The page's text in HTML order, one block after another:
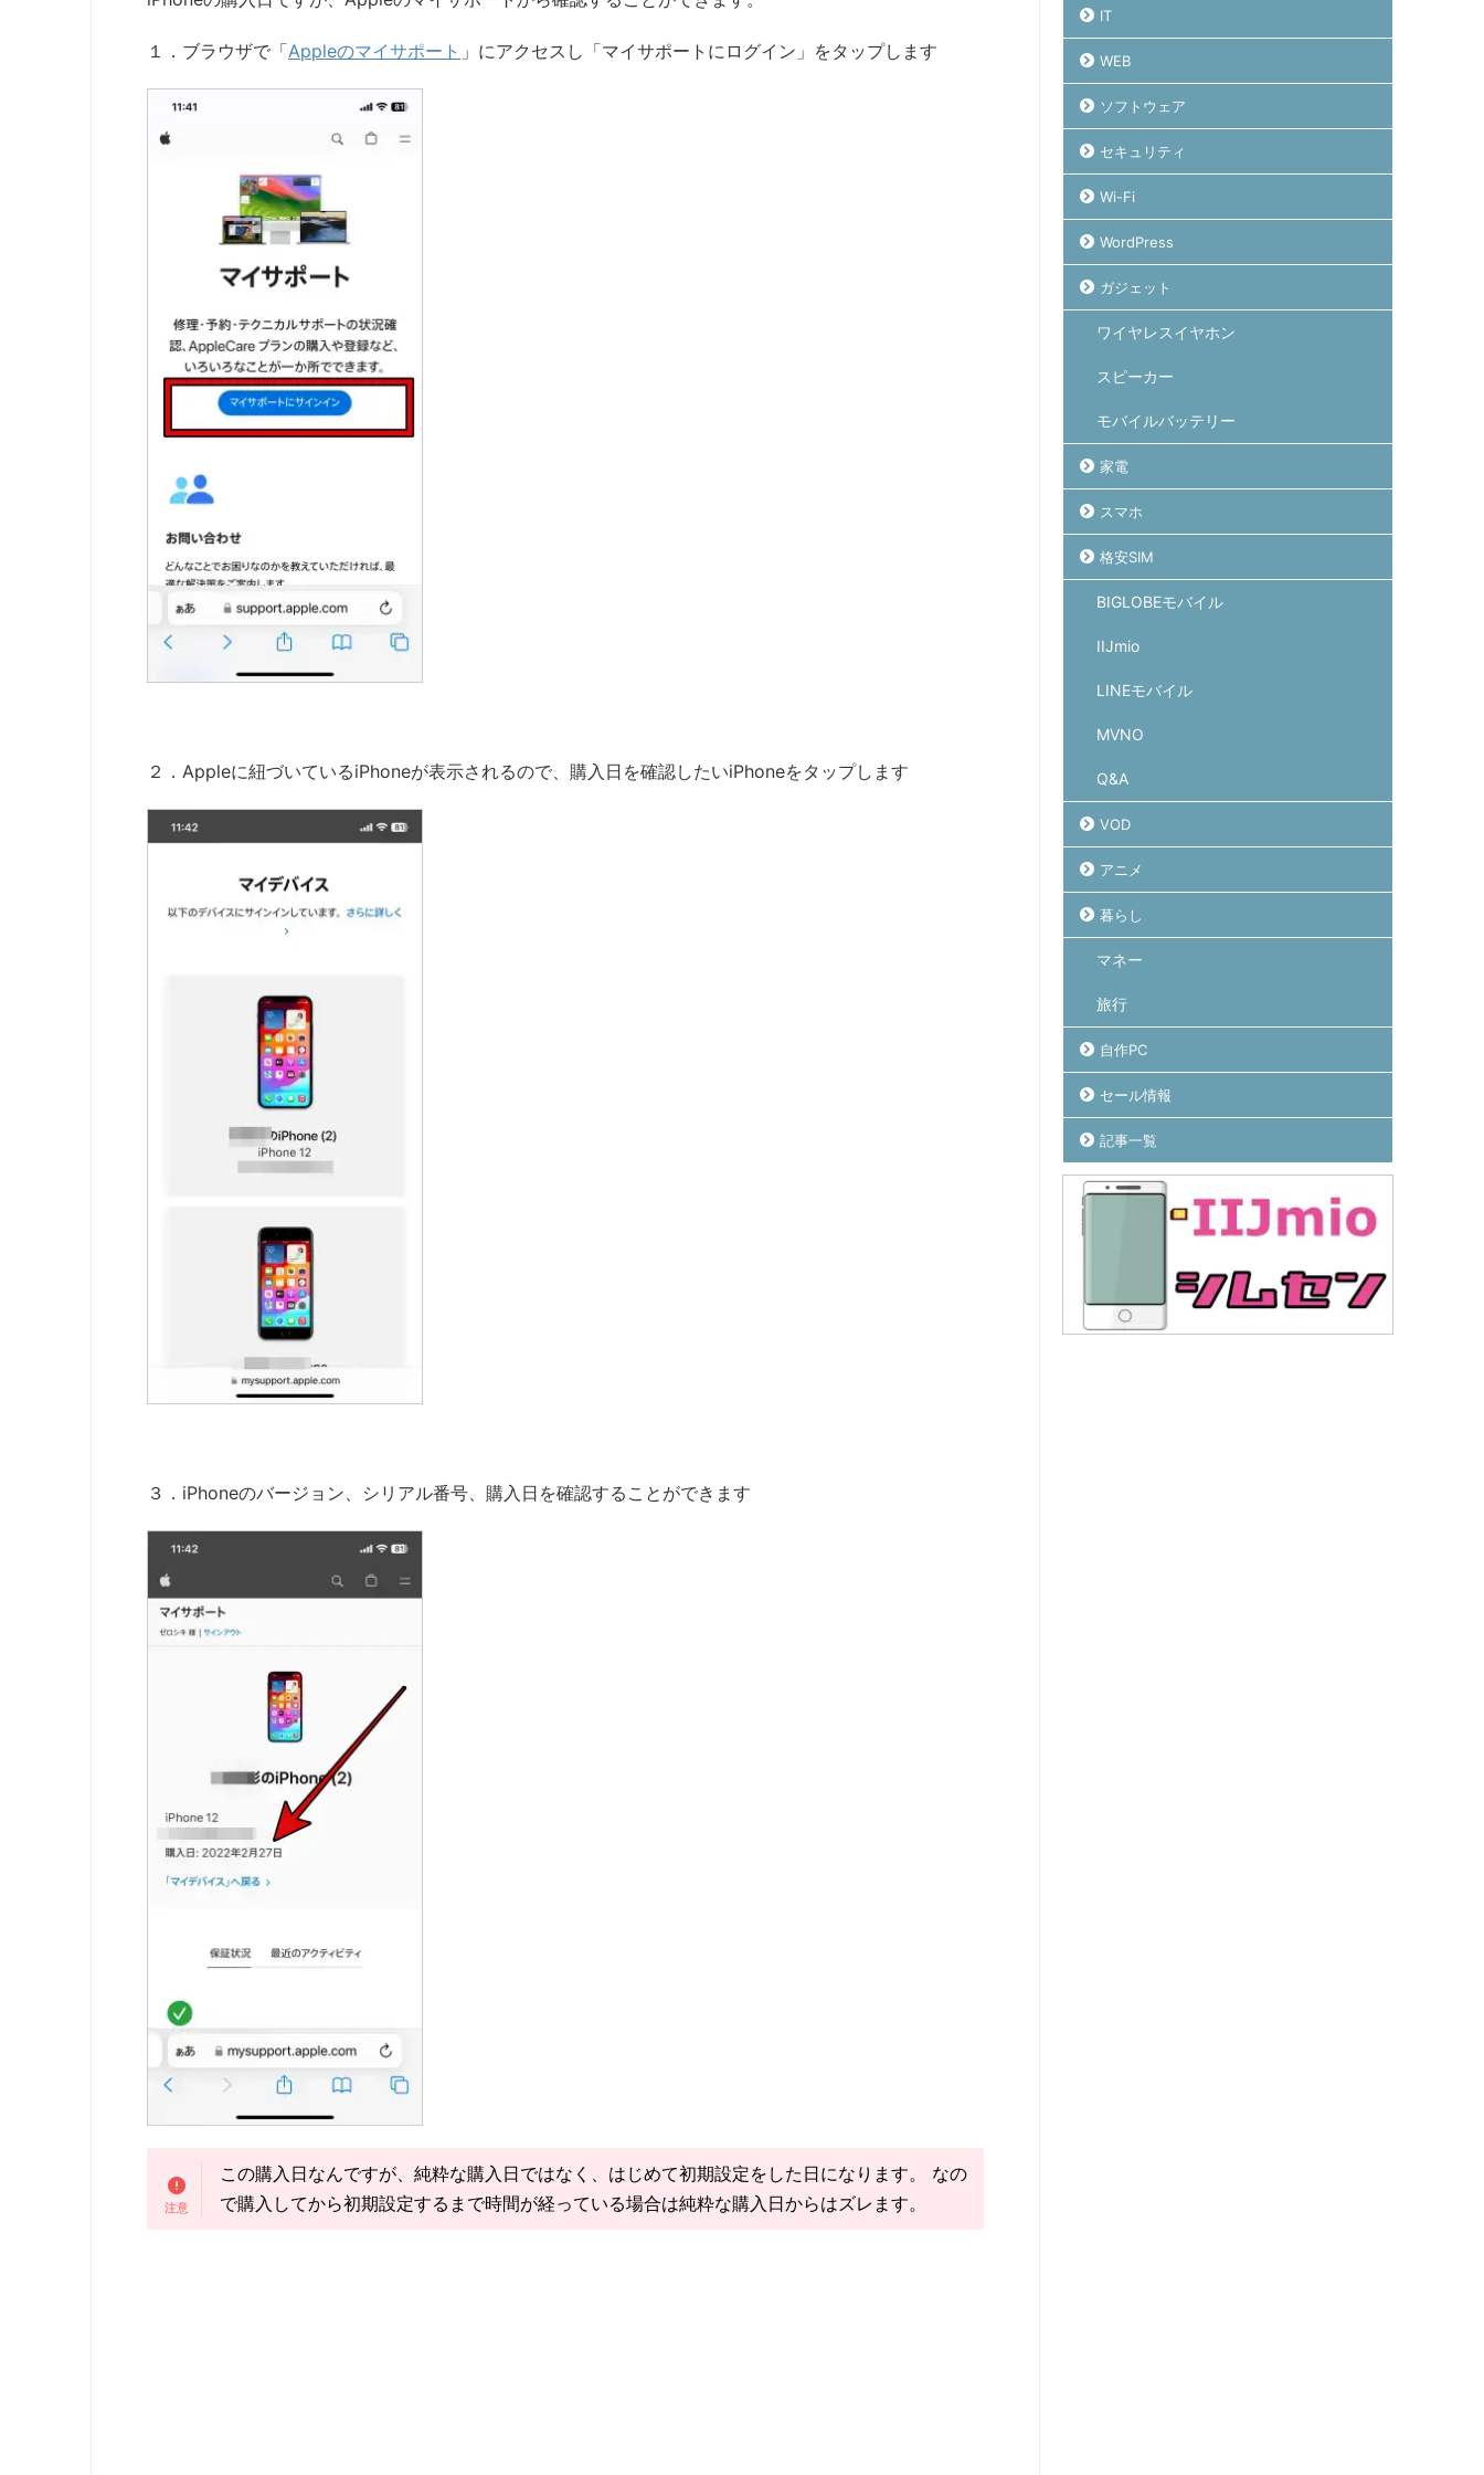
１．ブラウザで「Appleのマイサポート 」にアクセスし「マイサポートにログイン」をタップします
２．Appleに紐づいているiPhoneが表示されるので、購入日を確認したいiPhoneをタップします
３．iPhoneのバージョン、シリアル番号、購入日を確認することができます
この購入日なんですが、純粋な購入日ではなく、はじめて初期設定をした日になります。 なの
で購入してから初期設定するまで時間が経っている場合は純粋な購入日からはズレます。
IT
WEB
ソフトウェア
セキュリティ
Wi-Fi
WordPress
ガジェット
ワイヤレスイヤホン
スピーカー
モバイルバッテリー
家電
スマホ
格安SIM
BIGLOBEモバイル
IIJmio
LINEモバイル
MVNO
Q&A
VOD
アニメ
暮らし
マネー
旅行
自作PC
セール情報
記事一覧